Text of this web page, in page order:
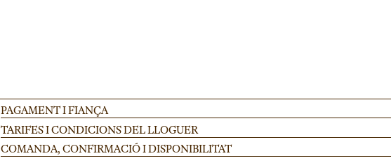
PAGAMENT I FIANÇA
TARIFES I CONDICIONS DEL LLOGUER
COMANDA, CONFIRMACIÓ I DISPONIBILITAT